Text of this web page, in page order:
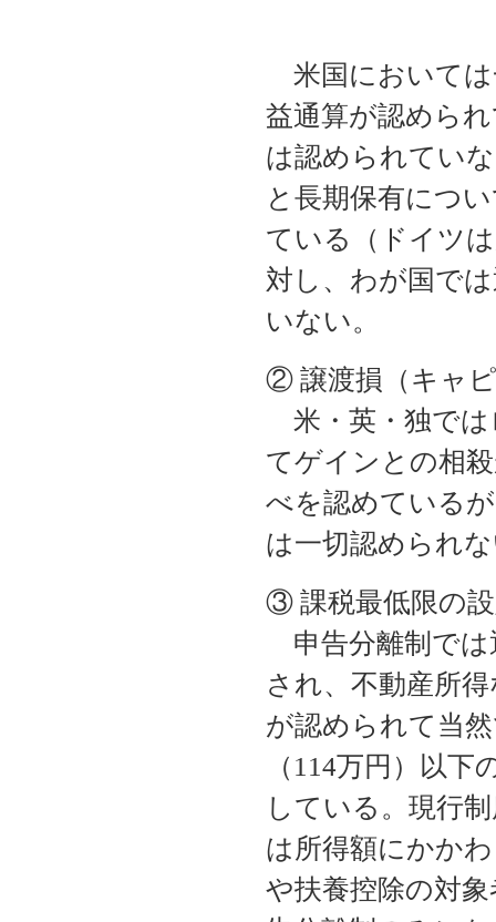
米国においては
益通算が認めら
は認められてい
と長期保有につ
ている（ドイツ
対し、わが国で
いない。
② 譲渡損（キャ
米・英・独では
てゲインとの相
べを認めている
は一切認められ
③ 課税最低限の
申告分離制では
され、不動産所
が認められて当
（114万円）以
している。現行
は所得額にかか
や扶養控除の対